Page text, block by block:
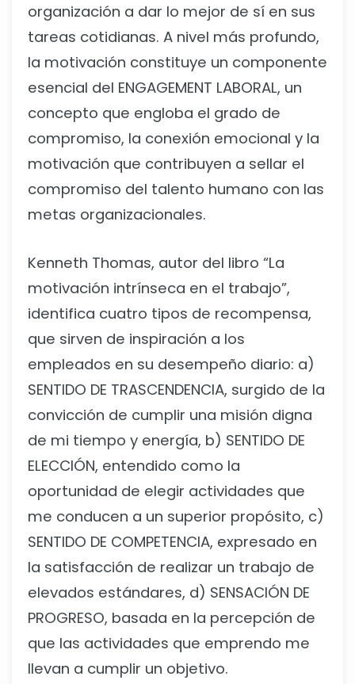
organización a dar lo mejor de sí en sus
tareas cotidianas. A nivel más profundo,
la motivación constituye un componente
esencial del ENGAGEMENT LABORAL, un
concepto que engloba el grado de
compromiso, la conexión emocional y la
motivación que contribuyen a sellar el
compromiso del talento humano con las
metas organizacionales.
Kenneth Thomas, autor del libro “La
motivación intrínseca en el trabajo”,
identifica cuatro tipos de recompensa,
que sirven de inspiración a los
empleados en su desempeño diario: a)
SENTIDO DE TRASCENDENCIA, surgido de la
convicción de cumplir una misión digna
de mi tiempo y energía, b) SENTIDO DE
ELECCIÓN, entendido como la
oportunidad de elegir actividades que
me conducen a un superior propósito, c)
SENTIDO DE COMPETENCIA, expresado en
la satisfacción de realizar un trabajo de
elevados estándares, d) SENSACIÓN DE
PROGRESO, basada en la percepción de
que las actividades que emprendo me
llevan a cumplir un objetivo.